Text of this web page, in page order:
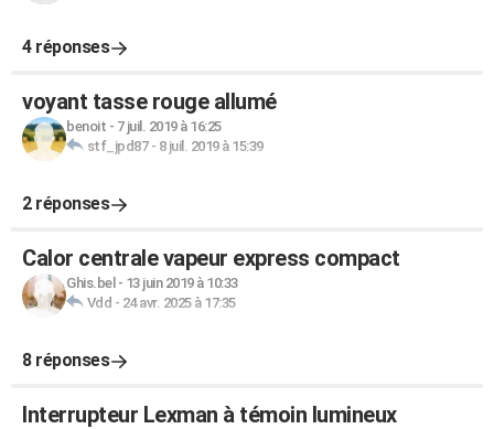
4 réponses
voyant tasse rouge allumé
benoit - 7 juil. 2019 à 16:25
stf_jpd87- 8 juil. 2019 à 15:39
2 réponses
Calor centrale vapeur express compact
Ghis.bel - 13 juin 2019 à 10:33
Vdd - 24 avr. 2025 à 17:35
8 réponses
Interrupteur Lexman à témoin lumineux